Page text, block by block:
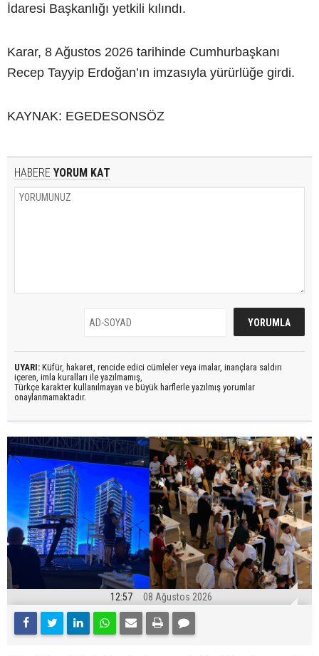
İdaresi Başkanlığı yetkili kılındı.
Karar, 8 Ağustos 2026 tarihinde Cumhurbaşkanı
Recep Tayyip Erdoğan’ın imzasıyla yürürlüğe girdi.
KAYNAK: EGEDESONSÖZ
HABERE YORUM KAT
UYARI: Küfür, hakaret, rencide edici cümleler veya imalar, inançlara saldırı
içeren, imla kuralları ile yazılmamış,
Türkçe karakter kullanılmayan ve büyük harflerle yazılmış yorumlar
onaylanmamaktadır.
12:57 08 Ağustos 2026